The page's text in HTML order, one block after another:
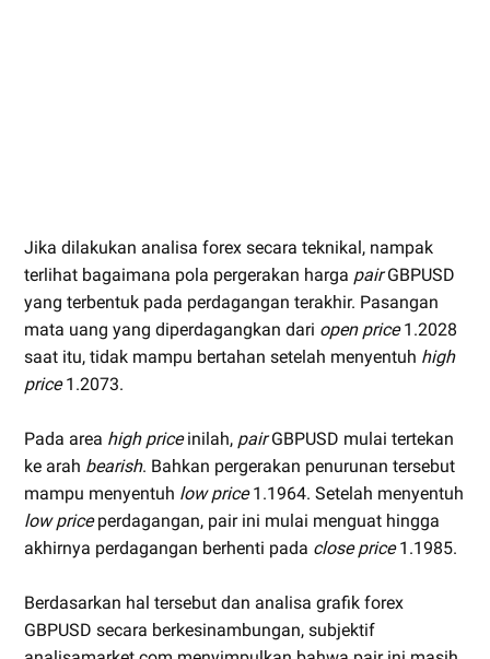
Jika dilakukan analisa forex secara teknikal, nampak
terlihat bagaimana pola pergerakan harga pairGBPUSD
yang terbentuk pada perdagangan terakhir. Pasangan
mata uang yang diperdagangkan dari open price1.2028
saat itu, tidak mampu bertahan setelah menyentuh high
price1.2073.
Pada area high priceinilah, pairGBPUSD mulai tertekan
ke arah bearish. Bahkan pergerakan penurunan tersebut
mampu menyentuh low price1.1964. Setelah menyentuh
low priceperdagangan, pair ini mulai menguat hingga
akhirnya perdagangan berhenti pada close price1.1985.
Berdasarkan hal tersebut dan analisa grafik forex
GBPUSD secara berkesinambungan, subjektif